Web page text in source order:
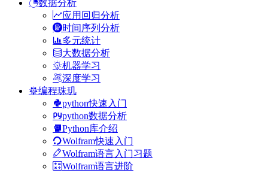
数据分析
应用回归分析
时间序列分析
多元统计
大数据分析
机器学习
深度学习
编程珠玑
python快速入门
python数据分析
Python库介绍
Wolfram快速入门
Wolfram语言入门习题
Wolfram语言进阶